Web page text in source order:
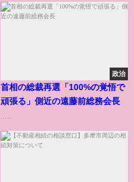
政治
首相の総裁再選「100%の覚悟で
頑張る」側近の遠藤前総務会長